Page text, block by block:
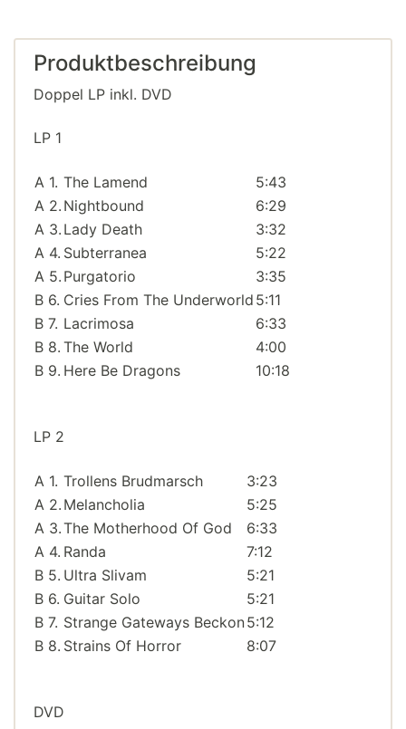
Produktbeschreibung
Doppel LP inkl. DVD
LP 1
A 1. The Lamend
5:43
A 2. Nightbound
6:29
A 3. Lady Death
3:32
A 4. Subterranea
5:22
A 5. Purgatorio
3:35
B 6. Cries From The Underworld 5:11
B 7. Lacrimosa
6:33
B 8. The World
4:00
B 9. Here Be Dragons 10:18
LP 2
A 1. Trollens Brudmarsch
3:23
A 2. Melancholia
5:25
A 3.The Motherhood Of God
6:33
A 4. Randa
7:12
B 5. Ultra Slivam
5:21
B 6. Guitar Solo
5:21
B 7. Strange Gateways Beckon5:12
B 8. Strains Of Horror 8:07
DVD